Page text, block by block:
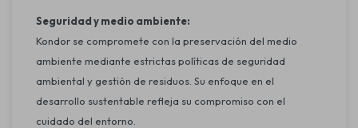
Seguridad y medio ambiente:
Kondor se compromete con la preservación del medio
ambiente mediante estrictas políticas de seguridad
ambiental y gestión de residuos. Su enfoque en el
desarrollo sustentable refleja su compromiso con el
cuidado del entorno.